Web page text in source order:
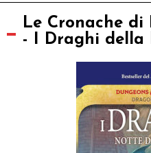
Giochi da Tavolo
Le Cronache di
- I Draghi della